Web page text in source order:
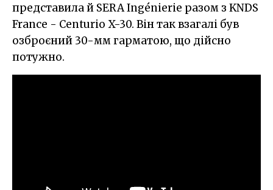
представила й SERA Ingénierie разом з KNDS
France - Centurio X-30. Він так взагалі був
озброєний 30-мм гарматою, що дійсно
потужно.